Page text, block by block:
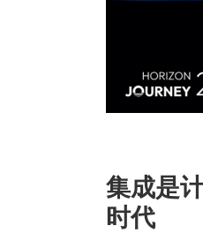
集成是
时代